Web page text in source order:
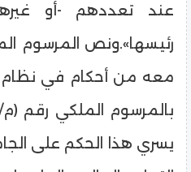
عند تعددهم -أو
رئيسها».ونص المرسوم
معه من أحكام في نظام
يسري هذا الحكم على